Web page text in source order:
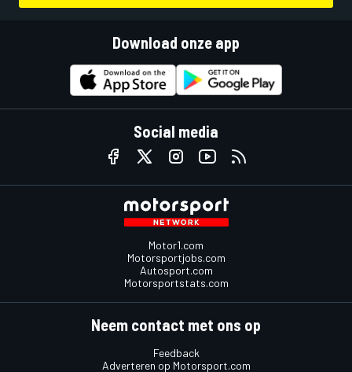
Download onze app
Social media
Motor1.com
Motorsportjobs.com
Autosport.com
Motorsportstats.com
Neem contact met ons op
Feedback
Adverteren op Motorsport.com